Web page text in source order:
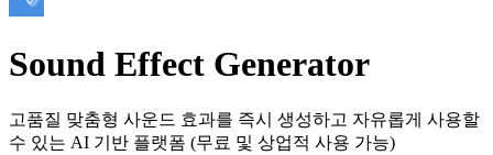
Sound Effect Generator
고품질 맞춤형 사운드 효과를 즉시 생성하고 자유롭게 사용할
수 있는 AI 기반 플랫폼 (무료 및 상업적 사용 가능)